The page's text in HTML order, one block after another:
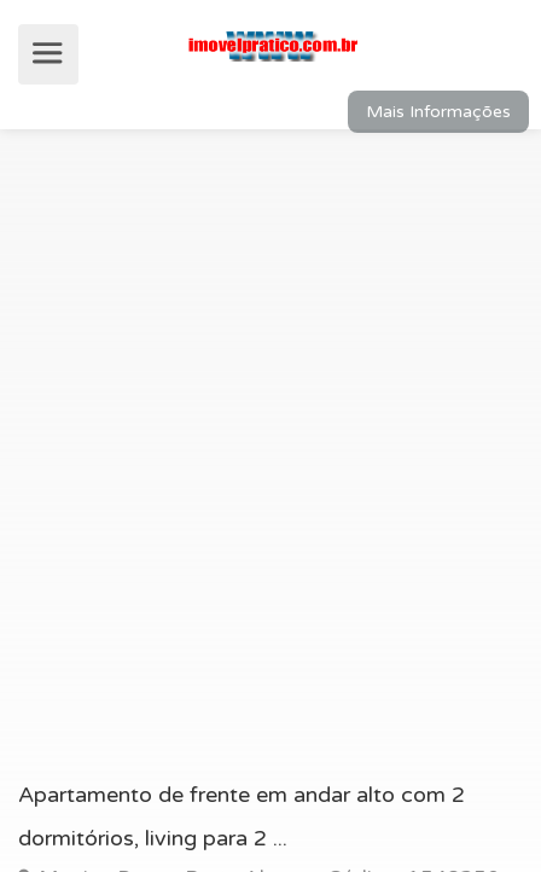
Apartamento de frente em andar alto com 2
dormitórios, living para 2 ...
Mais Informações